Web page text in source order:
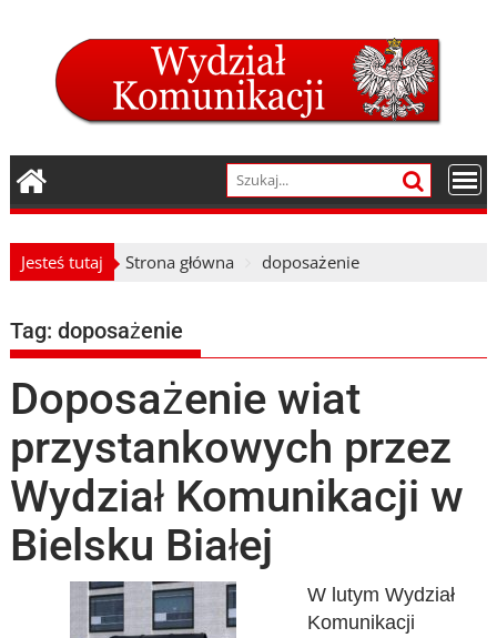
Jesteś tutaj Strona główna doposażenie
Tag:doposażenie
Doposażenie wiat
przystankowych przez
Wydział Komunikacji w
Bielsku Białej
W lutym Wydział
Komunikacji